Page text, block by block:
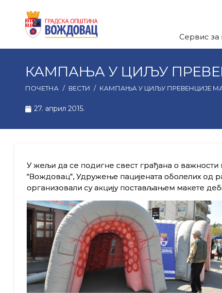
Сервис за
КАМПАЊА У ЦИЉУ
ПОЧЕТНА / ВЕСТИ / КАМПАЊА У ЦИЉУ ПРЕВЕНЦИЈЕ
27. април 2015.
У жељи да се подигне свест грађана о
“Вождовац”, Удружење пацијената оболелих од
организовали су акцију постављањем макете